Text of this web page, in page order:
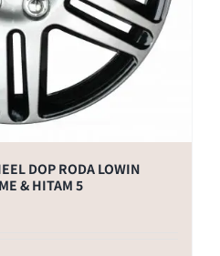
DOP RODA LOWIN
& HITAM 5